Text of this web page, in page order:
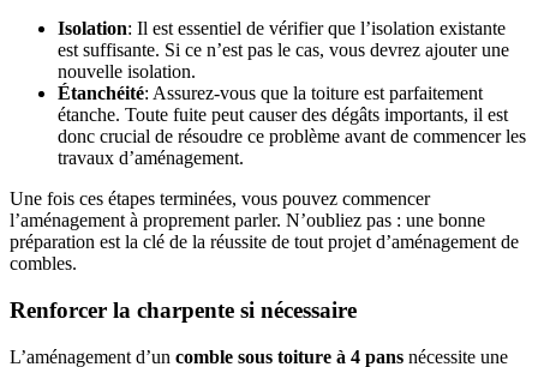
Isolation: Il est essentiel de vérifier que l’isolation existante
est suffisante. Si ce n’est pas le cas, vous devrez ajouter une
nouvelle isolation.
Étanchéité: Assurez-vous que la toiture est parfaitement
étanche. Toute fuite peut causer des dégâts importants, il est
donc crucial de résoudre ce problème avant de commencer les
travaux d’aménagement.
Une fois ces étapes terminées, vous pouvez commencer
l’aménagement à proprement parler. N’oubliez pas : une bonne
préparation est la clé de la réussite de tout projet d’aménagement de
combles.
Renforcer la charpente si nécessaire
L’aménagement d’un comble sous toiture à 4 pans nécessite une